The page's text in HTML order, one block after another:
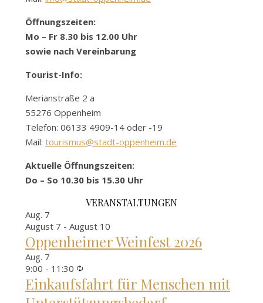
Öffnungszeiten:
Mo – Fr 8.30 bis 12.00 Uhr
sowie nach Vereinbarung
Tourist-Info:
Merianstraße 2 a
55276 Oppenheim
Telefon: 06133 4909-14 oder -19
Mail: tourismus@stadt-oppenheim.de
Aktuelle Öffnungszeiten:
Do – So 10.30 bis 15.30 Uhr
VERANSTALTUNGEN
Aug. 7
August 7 - August 10
Oppenheimer Weinfest 2026
Aug. 7
9:00 - 11:30
Einkaufsfahrt für Menschen mit